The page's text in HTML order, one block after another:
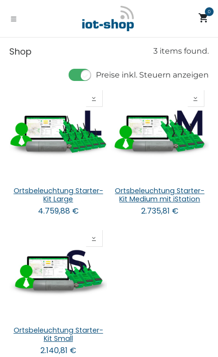
0
Shop 3 items found.
Preise inkl. Steuern anzeigen
Ortsbeleuchtung Starter-
Kit Large
4.759,88€
Ortsbeleuchtung Starter-
Kit Medium mit iStation
2.735,81 €
Ortsbeleuchtung Starter-
Kit Small
2.140,81 €